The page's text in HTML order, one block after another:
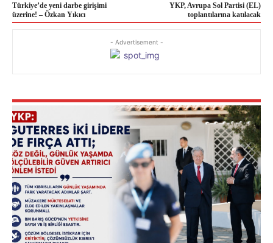
Türkiye’de yeni darbe girişimi
üzerine! – Özkan Yıkıcı
YKP, Avrupa Sol Partisi (EL)
toplantılarına katılacak
- Advertisement -